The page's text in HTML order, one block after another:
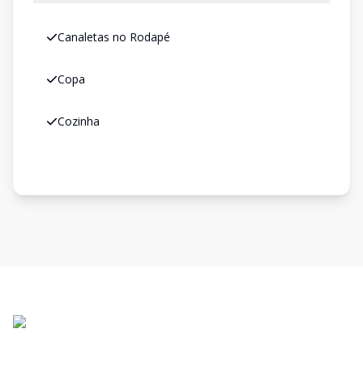
Canaletas no Rodapé
Copa
Cozinha